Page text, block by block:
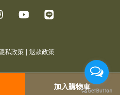
加入購物車
Instagram YouTube
私政策 退款政策